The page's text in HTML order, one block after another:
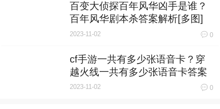
百变大侦探百年风华凶手是谁？
百年风华剧本杀答案解析[多图]
2023-11-02 0
cf手游一共有多少张语音卡？穿
越火线一共有多少张语音卡答案
[多图]
2023-11-02 0